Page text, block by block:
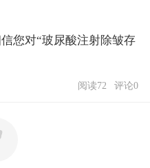
您对“玻尿酸注射除皱存
阅读72 评论0